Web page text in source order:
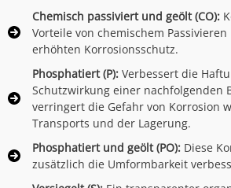
Chemisch passiviert und geölt (CO):
Vorteile von chemischem
erhöhten Korrosionsschutz.
Phosphatiert (P): Verbessert die
Schutzwirkung einer nachfolgenden
verringert die Gefahr von Korrosion
Transports und der Lagerung.
Phosphatiert und geölt (PO): Diese
zusätzlich die Umformbarkeit